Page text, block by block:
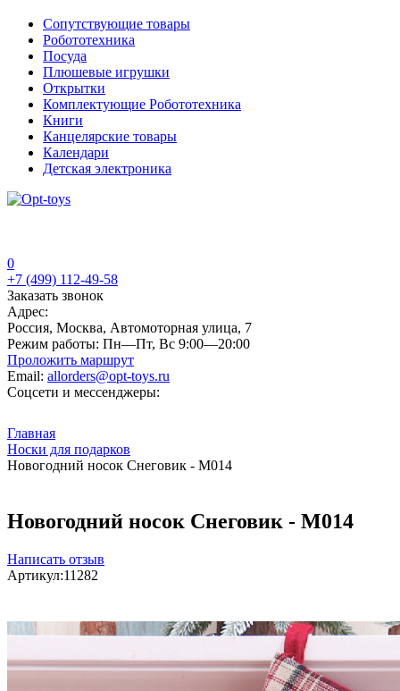
Сопутствующие товары
Робототехника
Посуда
Плюшевые игрушки
Открытки
Комплектующие Робототехника
Книги
Канцелярские товары
Календари
Детская электроника
0
+7 (499) 112-49-58
Заказать звонок
Адрес:
Россия, Москва, Автомоторная улица, 7
Режим работы: Пн—Пт, Вс 9:00—20:00
Проложить маршрут
Email: allorders@opt-toys.ru
Соцсети и мессенджеры:
Главная
Носки для подарков
Новогодний носок Снеговик - М014
Новогодний носок Снеговик - М014
Написать отзыв
Артикул:11282